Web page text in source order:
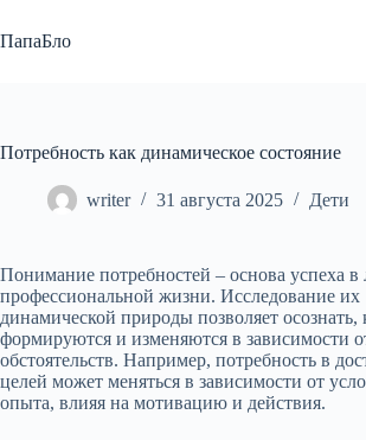
к
сути
ПапаБло
Потребность как динамическое состояние
writer 31 августа 2025 Дети
Понимание потребностей – основа успеха в
профессиональной жизни. Исследование их
динамической природы позволяет осознать,
формируются и изменяются в зависимости
обстоятельств. Например, потребность в
целей может меняться в зависимости от
опыта, влияя на мотивацию и действия.